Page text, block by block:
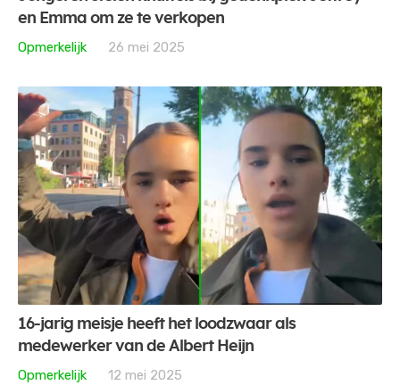
en Emma om ze te verkopen
Opmerkelijk
26 mei 2025
16-jarig meisje heeft het loodzwaar als
medewerker van de Albert Heijn
Opmerkelijk
12 mei 2025